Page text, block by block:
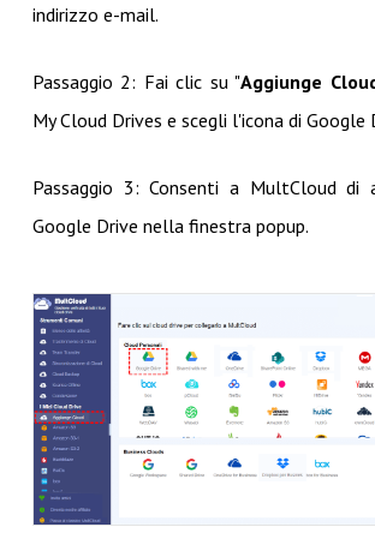
indirizzo e-mail.
Passaggio 2: Fai clic su "Aggiunge
My Cloud Drives e scegli l'icona di Google
Passaggio 3: Consenti a MultCloud di
Google Drive nella finestra popup.